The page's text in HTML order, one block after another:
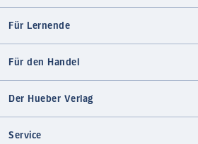
Für Lernende
Für den Handel
Der Hueber Verlag
Service